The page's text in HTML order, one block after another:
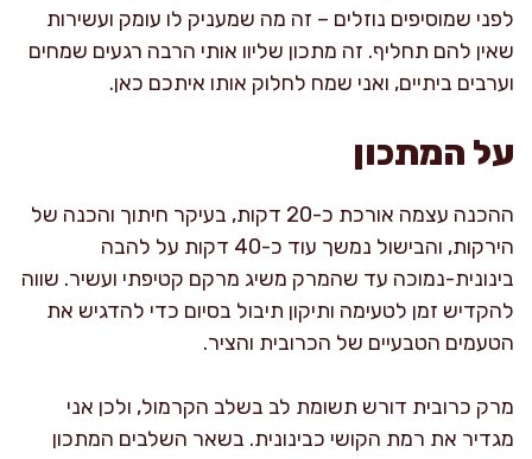
לפני שמוסיפים נוזלים – זה מה שמעניק לו עומק ועשירות
שאין להם תחליף. זה מתכון שליוו אותי הרבה רגעים שמחים
וערבים ביתיים, ואני שמח לחלוק אותו איתכם כאן.
על המתכון
ההכנה עצמה אורכת כ-20 דקות, בעיקר חיתוך והכנה של
הירקות, והבישול נמשך עוד כ-40 דקות על להבה
בינונית-נמוכה עד שהמרק משיג מרקם קטיפתי ועשיר. שווה
להקדיש זמן לטעימה ותיקון תיבול בסיום כדי להדגיש את
הטעמים הטבעיים של הכרובית והציר.
מרק כרובית דורש תשומת לב בשלב הקרמול, ולכן אני
מגדיר את רמת הקושי כבינונית. בשאר השלבים המתכון